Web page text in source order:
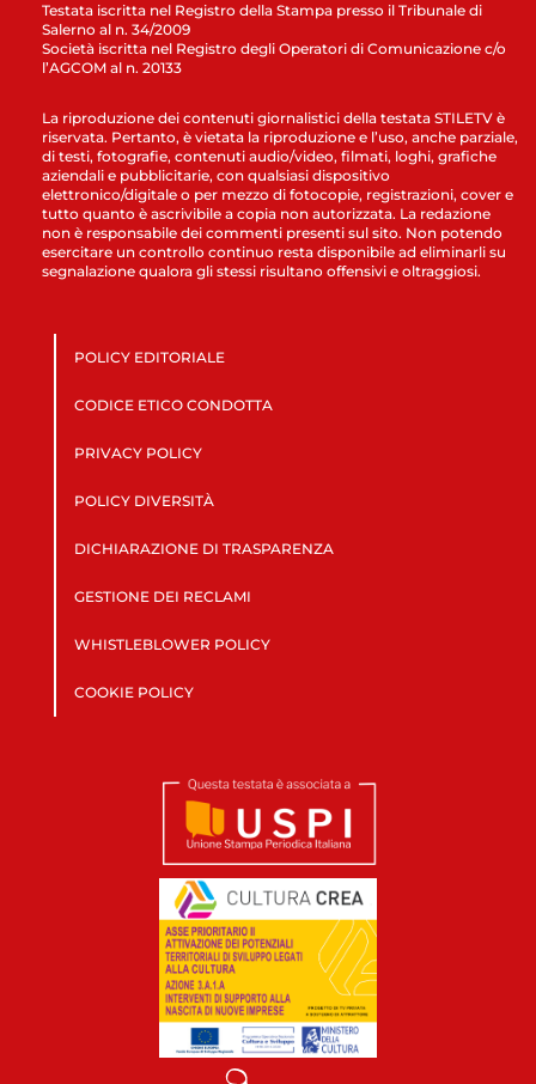
Testata iscritta nel Registro della Stampa presso il Tribunale di
Salerno al n. 34/2009
Società iscritta nel Registro degli Operatori di Comunicazione c/o
l’AGCOM al n. 20133
La riproduzione dei contenuti giornalistici della testata STILETV è
riservata. Pertanto, è vietata la riproduzione e l’uso, anche parziale,
di testi, fotografie, contenuti audio/video, filmati, loghi, grafiche
aziendali e pubblicitarie, con qualsiasi dispositivo
elettronico/digitale o per mezzo di fotocopie, registrazioni, cover e
tutto quanto è ascrivibile a copia non autorizzata. La redazione
non è responsabile dei commenti presenti sul sito. Non potendo
esercitare un controllo continuo resta disponibile ad eliminarli su
segnalazione qualora gli stessi risultano offensivi e oltraggiosi.
POLICY EDITORIALE
CODICE ETICO CONDOTTA
PRIVACY POLICY
POLICY DIVERSITÀ
DICHIARAZIONE DI TRASPARENZA
GESTIONE DEI RECLAMI
WHISTLEBLOWER POLICY
COOKIE POLICY